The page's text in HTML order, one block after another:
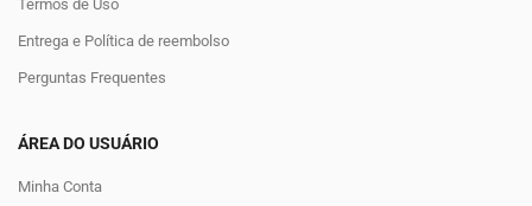
Termos de Uso
Entrega e Política de reembolso
Perguntas Frequentes
ÁREA DO USUÁRIO
Minha Conta